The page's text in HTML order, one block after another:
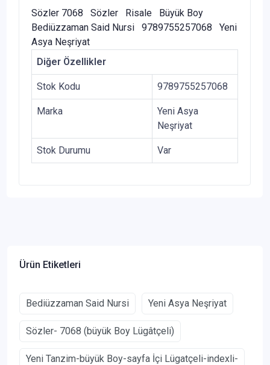
Sözler 7068 Sözler Risale Büyük Boy
Bediüzzaman Said Nursi 9789755257068 Yeni
Asya Neşriyat
Diğer Özellikler
Stok Kodu 9789755257068
Marka
Yeni Asya
Neşriyat
Stok Durumu Var
Ürün Etiketleri
Bediüzzaman Said Nursi Yeni Asya Neşriyat
Sözler- 7068 (büyük Boy Lügâtçeli)
Yeni Tanzim-büyük Boy-sayfa İçi Lügatçeli-indexli-